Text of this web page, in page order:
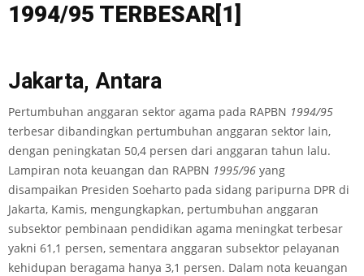
1994/95 TERBESAR[1]
Jakarta, Antara
Pertumbuhan anggaran sektor agama pada RAPBN 1994/95
terbesar dibandingkan pertumbuhan anggaran sektor lain,
dengan peningkatan 50,4 persen dari anggaran tahun lalu.
Lampiran nota keuangan dan RAPBN 1995/96 yang
disampaikan Presiden Soeharto pada sidang paripurna DPR di
Jakarta, Kamis, mengungkapkan, pertumbuhan anggaran
subsektor pembinaan pendidikan agama meningkat terbesar
yakni 61,1 persen, sementara anggaran subsektor pelayanan
kehidupan beragama hanya 3,1 persen. Dalam nota keuangan